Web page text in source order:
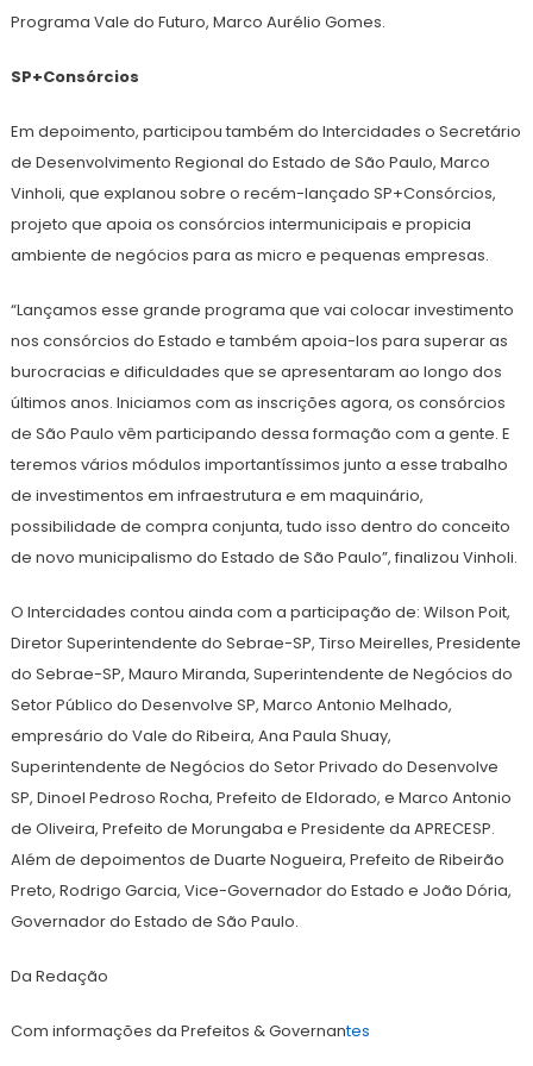
Programa Vale do Futuro, Marco Aurélio Gomes.
SP+Consórcios
Em depoimento, participou também do Intercidades o Secretário
de Desenvolvimento Regional do Estado de São Paulo, Marco
Vinholi, que explanou sobre o recém-lançado SP+Consórcios,
projeto que apoia os consórcios intermunicipais e propicia
ambiente de negócios para as micro e pequenas empresas.
“Lançamos esse grande programa que vai colocar investimento
nos consórcios do Estado e também apoia-los para superar as
burocracias e dificuldades que se apresentaram ao longo dos
últimos anos. Iniciamos com as inscrições agora, os consórcios
de São Paulo vêm participando dessa formação com a gente. E
teremos vários módulos importantíssimos junto a esse trabalho
de investimentos em infraestrutura e em maquinário,
possibilidade de compra conjunta, tudo isso dentro do conceito
de novo municipalismo do Estado de São Paulo”, finalizou Vinholi.
O Intercidades contou ainda com a participação de: Wilson Poit,
Diretor Superintendente do Sebrae-SP, Tirso Meirelles, Presidente
do Sebrae-SP, Mauro Miranda, Superintendente de Negócios do
Setor Público do Desenvolve SP, Marco Antonio Melhado,
empresário do Vale do Ribeira, Ana Paula Shuay,
Superintendente de Negócios do Setor Privado do Desenvolve
SP, Dinoel Pedroso Rocha, Prefeito de Eldorado, e Marco Antonio
de Oliveira, Prefeito de Morungaba e Presidente da APRECESP.
Além de depoimentos de Duarte Nogueira, Prefeito de Ribeirão
Preto, Rodrigo Garcia, Vice-Governador do Estado e João Dória,
Governador do Estado de São Paulo.
Da Redação
Com informações da Prefeitos & Governantes